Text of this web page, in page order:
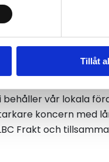
Tillåt
på framtiden under LBC
vår lokala
koncern med
Frakt och